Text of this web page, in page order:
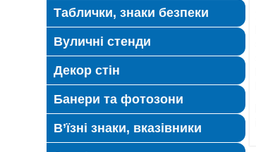
Таблички, знаки безпеки
Вуличні стенди
Декор стін
Банери та фотозони
В’їзні знаки, вказівники